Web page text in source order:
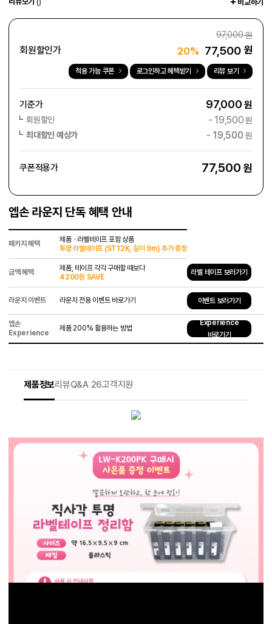
비교하기
97,000원
회원할인가 20% 77,500 원
적용 가능 쿠폰 로그인하고 혜택받기 리뷰 보기
기준가 97,000원
회원할인 - 19,500원
최대할인 예상가
- 19,500 원
쿠폰적용가 77,500원
엡손 라운지 단독 혜택 안내
패키지 혜택
제품ㆍ라벨테이프 포함 상품
투명 라벨테이프 (ST12K, 길이 9m) 추가 증정
금액 혜택
제품, 테이프 각각 구매할 때보다
4200원 SAVE
라벨 테이프 보러가기
라운지 이벤트 라운지 전용 이벤트 바로가기 이벤트 보러가기
엡손
Experience
제품 200% 활용하는 방법
Experience
바로가기
제품정보리뷰Q&A 26고객지원